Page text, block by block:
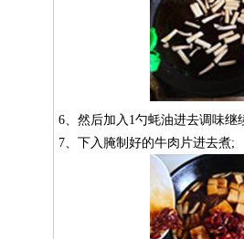
6、然后加入1勺蚝油进去调味继
7、下入腌制好的牛肉片进去煮;